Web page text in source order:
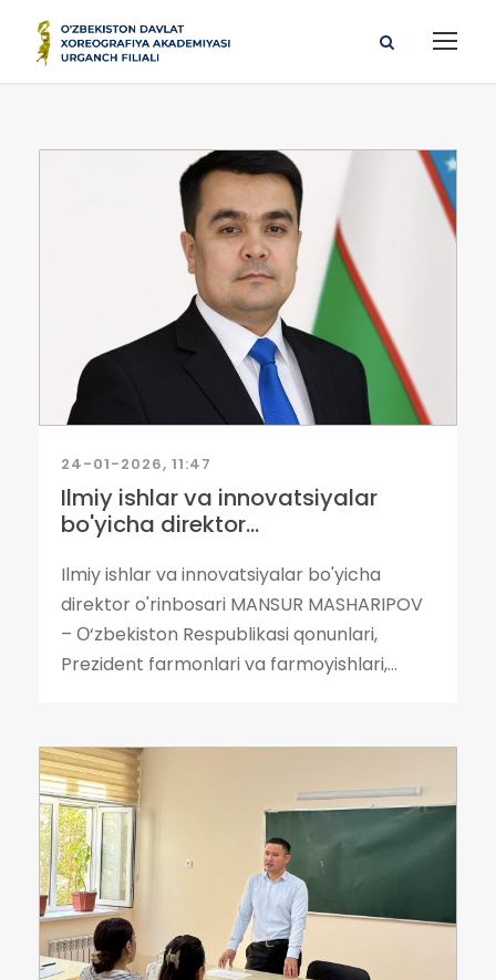
24-01-2026, 11:47
Ilmiy ishlar va innovatsiyalar
bo'yicha direktor...
Ilmiy ishlar va innovatsiyalar bo'yicha
direktor o'rinbosari MANSUR MASHARIPOV
– О‘zbekiston Respublikasi qonunlari,
Prezident farmonlari va farmoyishlari,...